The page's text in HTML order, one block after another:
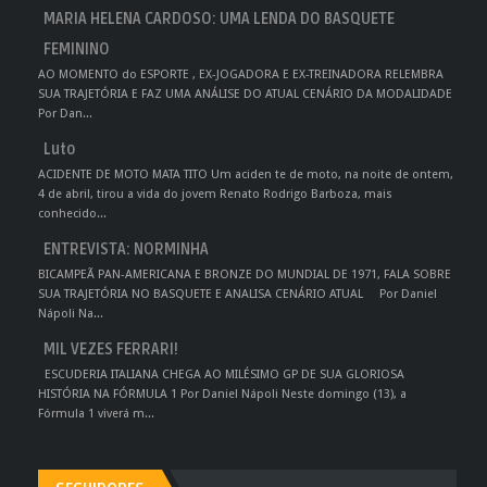
MARIA HELENA CARDOSO: UMA LENDA DO BASQUETE
FEMININO
AO MOMENTO do ESPORTE , EX-JOGADORA E EX-TREINADORA RELEMBRA
SUA TRAJETÓRIA E FAZ UMA ANÁLISE DO ATUAL CENÁRIO DA MODALIDADE
Por Dan...
Luto
ACIDENTE DE MOTO MATA TITO Um aciden te de moto, na noite de ontem,
4 de abril, tirou a vida do jovem Renato Rodrigo Barboza, mais
conhecido...
ENTREVISTA: NORMINHA
BICAMPEÃ PAN-AMERICANA E BRONZE DO MUNDIAL DE 1971, FALA SOBRE
SUA TRAJETÓRIA NO BASQUETE E ANALISA CENÁRIO ATUAL Por Daniel
Nápoli Na...
MIL VEZES FERRARI!
ESCUDERIA ITALIANA CHEGA AO MILÉSIMO GP DE SUA GLORIOSA
HISTÓRIA NA FÓRMULA 1 Por Daniel Nápoli Neste domingo (13), a
Fórmula 1 viverá m...